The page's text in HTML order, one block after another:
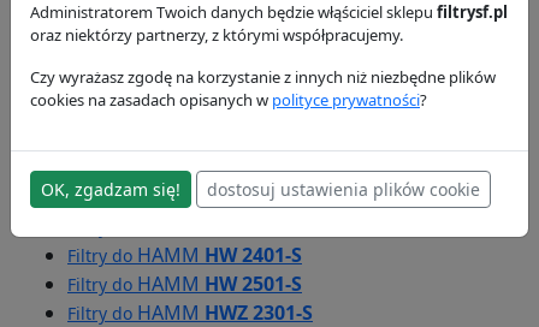
Filtry doHAMMHVT 3
HAMM HVT 20+20
Filtry doHAMMHW 90
Filtry doHAMMHW 90B/ 12
Filtry doHAMMHW 432
Filtry doHAMM HW 632
Filtry do HAMM HW 2401-S
Filtry do HAMM HW 2501-S
Filtry do HAMM HWZ 2301-S
Administratorem Twoich danych będzie włąściciel sklepu filtrysf.pl
oraz niektórzy partnerzy, z którymi współpracujemy.
Czy wyrażasz zgodę na korzystanie z innych niż niezbędne plików
cookies na zasadach opisanych w polityce prywatności?
OK, zgadzam się! dostosuj ustawienia plików cookie